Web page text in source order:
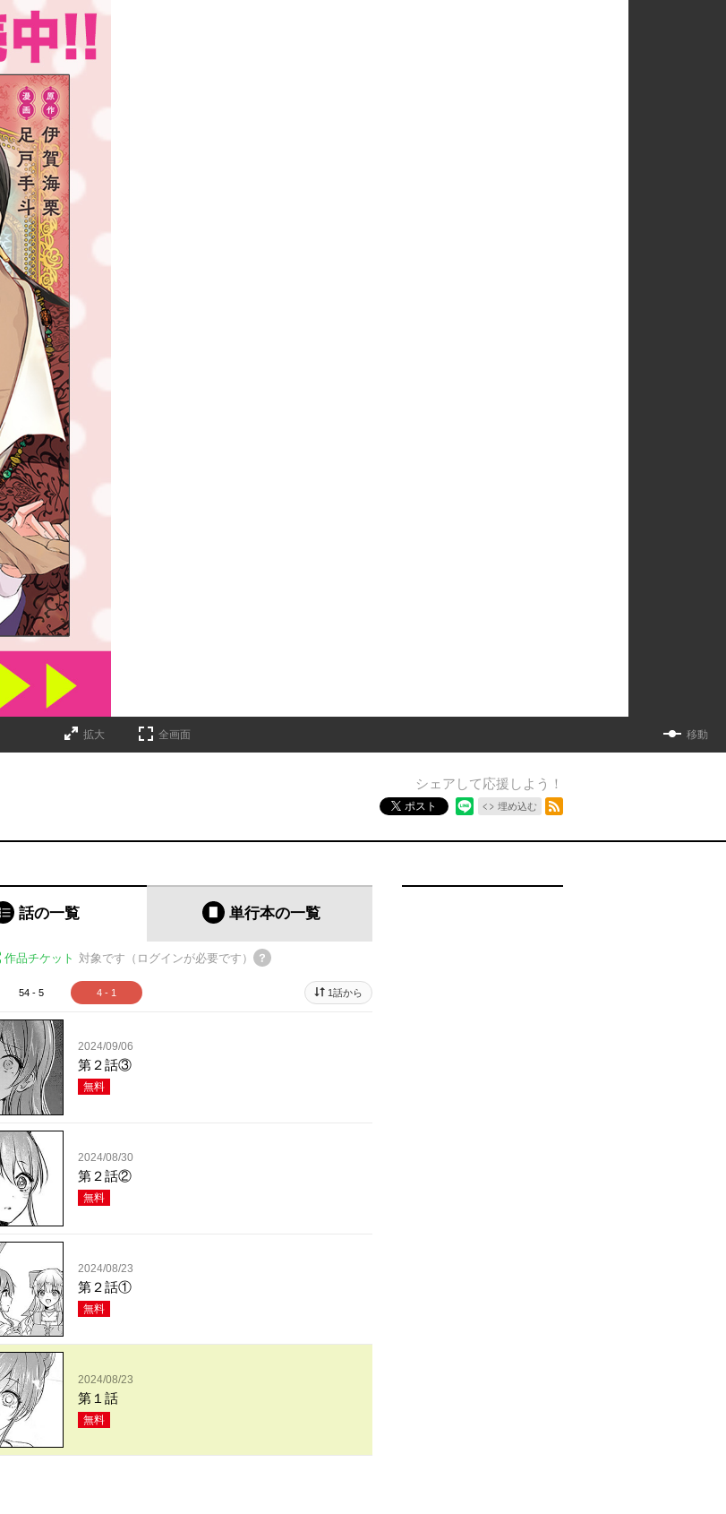
拡大 全画面 移動
シェアして応援しよう！
ポスト 埋め込む
話の一覧 単行本の一覧
作品チケット 対象です（ログインが必要です）
54 - 5 4 - 1 1話から
2024/09/06
第２話③
無料
2024/08/30
第２話②
無料
2024/08/23
第２話①
無料
2024/08/23
第１話
無料